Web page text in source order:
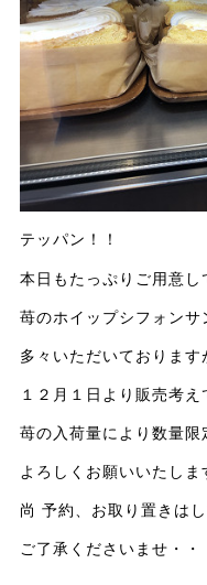
テッパン！！
本日もたっぷりご用意し
苺のホイップシフォンサ
多々いただいております
１２月１日より販売考え
苺の入荷量により数量
よろしくお願いいたしま
尚 予約、お取り置きは
ご了承くださいませ・・